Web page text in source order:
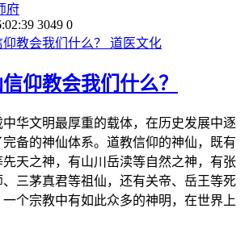
府
3049 0
道医文化
仰教会我们什么？
华文明最厚重的载体，在历史发展中逐
备的神仙体系。道教信仰的神仙，既有
先天之神，有山川岳渎等自然之神，有张
三茅真君等祖仙，还有关帝、岳王等死
个宗教中有如此众多的神明，在世界上